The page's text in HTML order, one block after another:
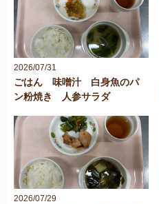
2026/07/31
ごはん 味噌汁 白身魚のパ
ン粉焼き 人参サラダ
2026/07/29